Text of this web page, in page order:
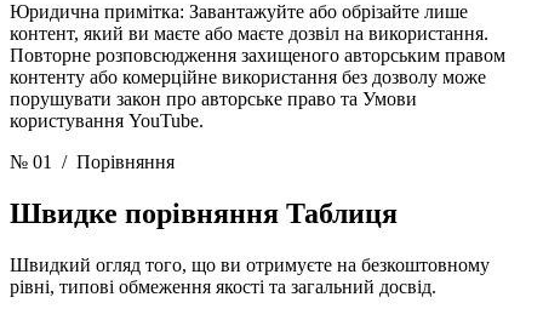
Юридична примітка: Завантажуйте або обрізайте лише
контент, який ви маєте або маєте дозвіл на використання.
Повторне розповсюдження захищеного авторським правом
контенту або комерційне використання без дозволу може
порушувати закон про авторське право та Умови
користування YouTube.
№ 01
/ Порівняння
Швидке порівняння Таблиця
Швидкий огляд того, що ви отримуєте на безкоштовному
рівні, типові обмеження якості та загальний досвід.